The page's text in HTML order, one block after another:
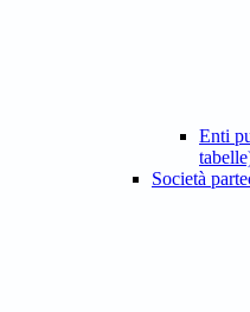
Enti
Società